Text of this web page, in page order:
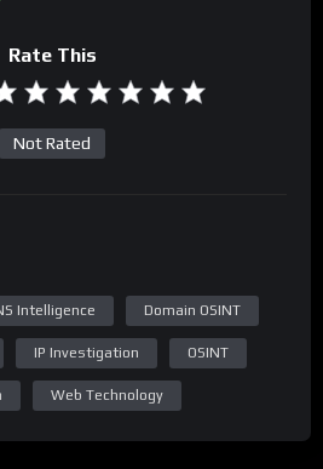
Rate This
Not Rated
Intelligence Domain OSINT
IP Investigation OSINT
Web Technology